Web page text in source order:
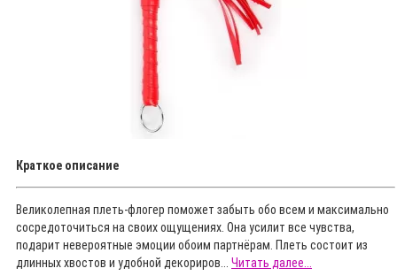
Краткое описание
Великолепная плеть-флогер поможет забыть обо всем и максимально
сосредоточиться на своих ощущениях. Она усилит все чувства,
подарит невероятные эмоции обоим партнёрам. Плеть состоит из
длинных хвостов и удобной декориров... Читать далее...